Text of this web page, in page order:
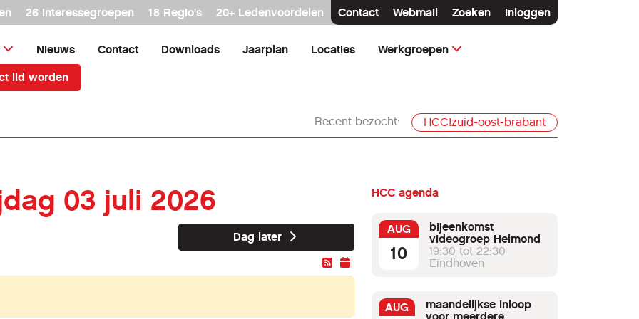
26 interessegroepen 18 Regio's 20+ Ledenvoordelen Contact Webmail Zoeken Inloggen
Nieuws Contact Downloads Jaarplan Locaties Werkgroepen
lid worden
Recent bezocht: HCC!zuid-oost-brabant
03 juli 2026
Dag later
HCC agenda
AUG
10
bijeenkomst
videogroep Helmond
19:30 tot 22:30
Eindhoven
AUG
maandelijkse inloop